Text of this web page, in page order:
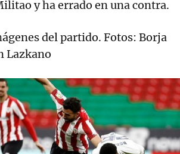
y ha errado en una contra.
del partido. Fotos: Borja
Lazkano